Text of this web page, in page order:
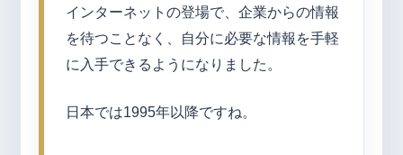
インターネットの登場で、企業からの情報
を待つことなく、自分に必要な情報を手軽
に入手できるようになりました。
日本では1995年以降ですね。